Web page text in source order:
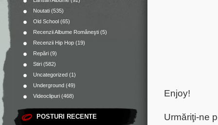
Noutati (535)
Old School (65)
Recenzii Albume Româneşti (5)
Recenzii Hip Hop (19)
Repări (9)
Stiri (582)
Uncategorized (1)
Underground (49)
Videoclipuri (468)
POSTURI RECENTE
Enjoy!
Urmăriţi-ne